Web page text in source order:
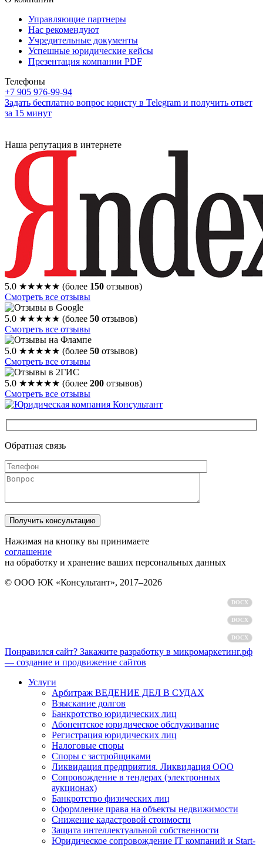
Управляющие партнеры
Нас рекомендуют
Учредительные документы
Успешные юридические кейсы
Презентация компании PDF
Телефоны
+7 905 976-99-94
Задать бесплатно вопрос юристу в Telegram и получить ответ
за 15 минут
Наша репутация в интернете
5.0 ★★★★★ (более 150 отзывов)
Смотреть все отзывы
5.0 ★★★★★ (более 50 отзывов)
Смотреть все отзывы
5.0 ★★★★★ (более 50 отзывов)
Смотреть все отзывы
5.0 ★★★★★ (более 200 отзывов)
Смотреть все отзывы
Обратная связь
Нажимая на кнопку вы принимаете
соглашение
на обработку и хранение ваших персональных данных
© ООО ЮК «Консультант», 2017–2026
DOCX
DOCX
DOCX
Понравился сайт? Закажите разработку в микромаркетинг.рф
— создание и продвижение сайтов
Услуги
Арбитраж ВЕДЕНИЕ ДЕЛ В СУДАХ
Взыскание долгов
Банкротство юридических лиц
Абонентское юридическое обслуживание
Регистрация юридических лиц
Налоговые споры
Споры с застройщиками
Ликвидация предприятия. Ликвидация ООО
Сопровождение в тендерах (электронных
аукционах)
Банкротство физических лиц
Оформление права на объекты недвижимости
Снижение кадастровой стоимости
Защита интеллектуальной собственности
Юридическое сопровождение IT компаний и Start-